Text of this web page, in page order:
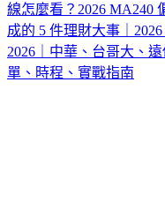
線怎麼看？2026 MA240
成的 5 件理財大事｜
2026｜中華、台哥大、
單、時程、實戰指南